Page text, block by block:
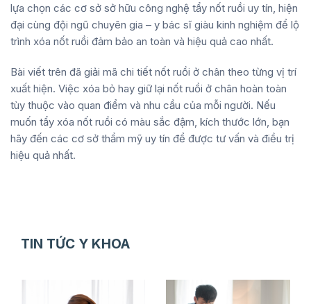
lựa chọn các cơ sở sở hữu công nghệ tẩy nốt ruồi uy tín, hiện
đại cùng đội ngũ chuyên gia – y bác sĩ giàu kinh nghiệm để lộ
trình xóa nốt ruồi đảm bảo an toàn và hiệu quả cao nhất.
Bài viết trên đã giải mã chi tiết nốt ruồi ở chân theo từng vị trí
xuất hiện. Việc xóa bỏ hay giữ lại nốt ruồi ở chân hoàn toàn
tùy thuộc vào quan điểm và nhu cầu của mỗi người. Nếu
muốn tẩy xóa nốt ruồi có màu sắc đậm, kích thước lớn, bạn
hãy đến các cơ sở thẩm mỹ uy tín để được tư vấn và điều trị
hiệu quả nhất.
TIN TỨC Y KHOA